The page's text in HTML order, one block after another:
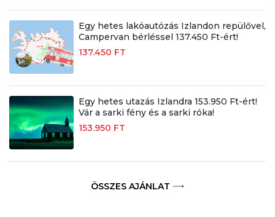
Egy hetes lakóautózás Izlandon repülővel,
Campervan bérléssel 137.450 Ft-ért!
137.450 FT
Egy hetes utazás Izlandra 153.950 Ft-ért!
Vár a sarki fény és a sarki róka!
153.950 FT
ÖSSZES AJÁNLAT